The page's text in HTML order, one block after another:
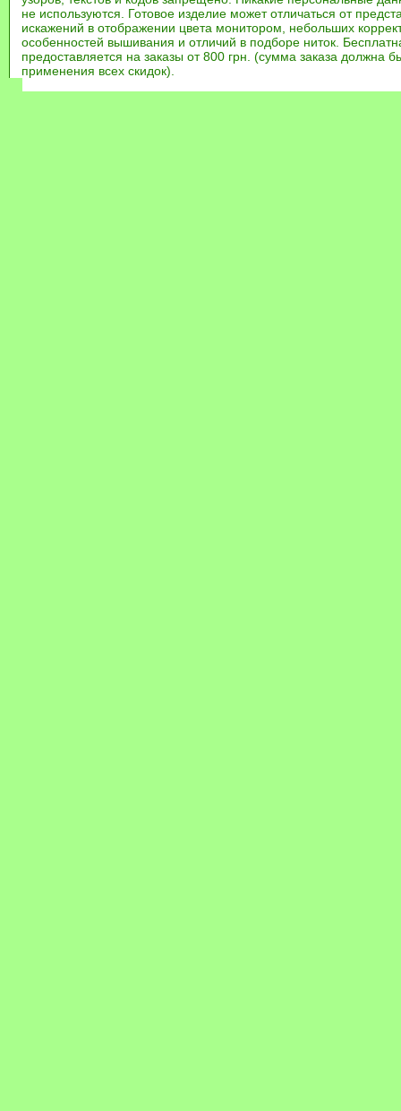
не используются. Готовое изделие может отличаться от
искажений в отображении цвета монитором, небольших
особенностей вышивания и отличий в подборе ниток.
предоставляется на заказы от 800 грн. (сумма заказа должна
применения всех скидок).